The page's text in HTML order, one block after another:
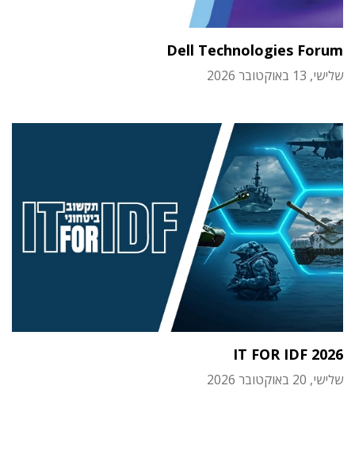
Dell Technologies Forum
שלישי, 13 באוקטובר 2026
IT FOR IDF 2026
שלישי, 20 באוקטובר 2026